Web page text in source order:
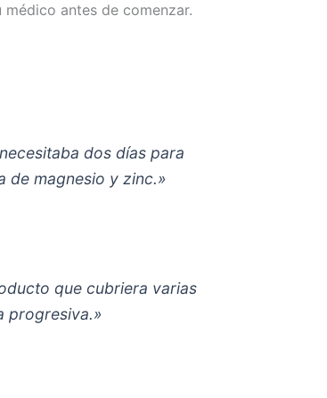
antes de comenzar.
dos días para
de magnesio y zinc.»
que cubriera varias
progresiva.»